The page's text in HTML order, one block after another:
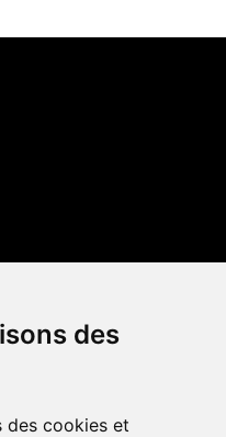
des
des cookies et